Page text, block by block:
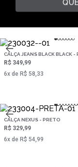
CALÇA JEANS BLACK BLACK -
R$ 349,99
6‌x de R$ 58,33
CALÇA NEXUS - PRETO
R$ 329,99
6‌x de R$ 54,99